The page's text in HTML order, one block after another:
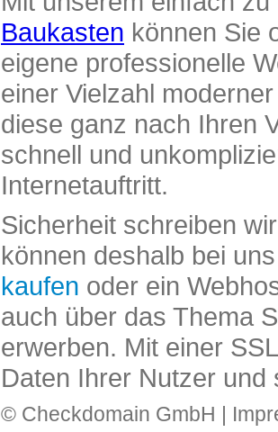
Baukasten können Sie
eigene professionelle
einer Vielzahl
diese ganz nach Ihren
schnell und
Internetauftritt.
Sicherheit schreiben
können deshalb bei
kaufen oder ein
auch über das Thema
erwerben. Mit einer
Daten Ihrer Nutzer und
© Checkdomain GmbH |